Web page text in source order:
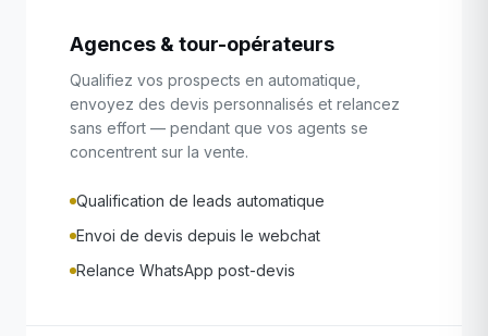
Agences & tour-opérateurs
Qualifiez vos prospects en automatique,
envoyez des devis personnalisés et relancez
sans effort — pendant que vos agents se
concentrent sur la vente.
Qualification de leads automatique
Envoi de devis depuis le webchat
Relance WhatsApp post-devis